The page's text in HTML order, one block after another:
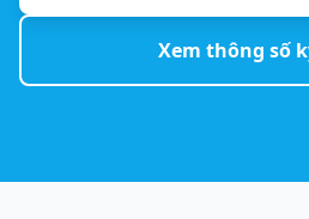
Xem thông số